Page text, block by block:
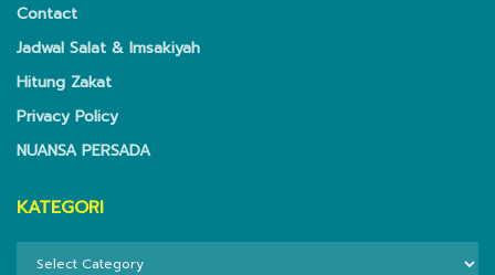
Contact
Jadwal Salat & Imsakiyah
Hitung Zakat
Privacy Policy
NUANSA PERSADA
KATEGORI